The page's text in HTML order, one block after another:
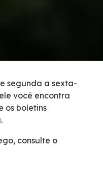
segunda a sexta-
você encontra
os boletins
consulte o